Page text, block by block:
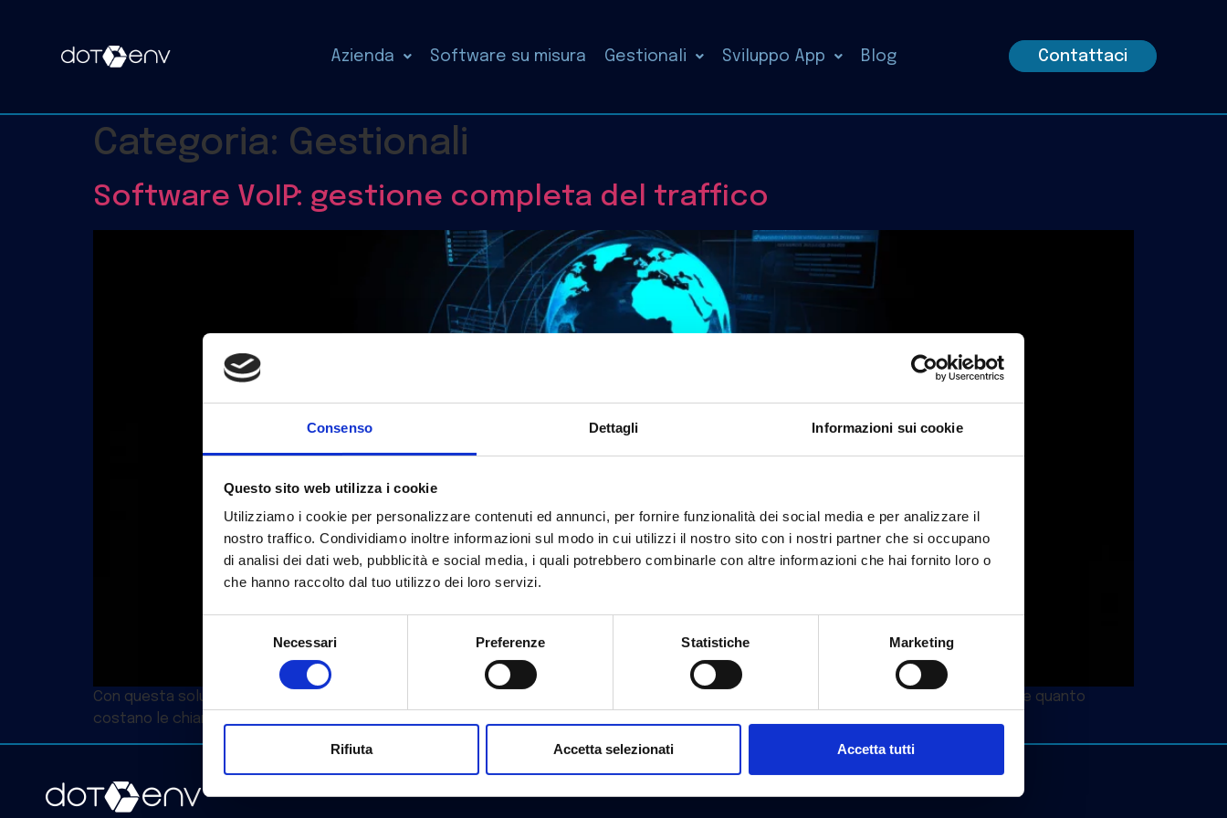
Consenso Dettagli Informazioni sui cookie
Questo sito web utilizza i cookie
Utilizziamo i cookie per personalizzare contenuti ed annunci, per fornire funzionalità dei social media e per analizzare il
nostro traffico. Condividiamo inoltre informazioni sul modo in cui utilizzi il nostro sito con i nostri partner che si occupano
di analisi dei dati web, pubblicità e social media, i quali potrebbero combinarle con altre informazioni che hai fornito loro o
che hanno raccolto dal tuo utilizzo dei loro servizi.
Necessari Preferenze Statistiche Marketing
Rifiuta Accetta selezionati Accetta tutti
Azienda Software su misura Gestionali Sviluppo App Blog Contattaci
Categoria: Gestionali
Software VoIP: gestione completa del traffico
Con questa soluzione software avanzata, in grado di raccoglie i flussi di chiamate, analizzare il traffico VOIP, la fatturazione e calcolare quanto
costano le chiamate mensili, abbiamo reso più efficiente ed efficace il lavoro dell’azienda cliente.